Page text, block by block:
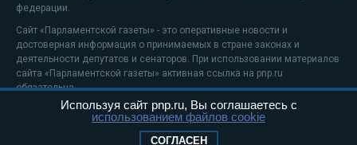
федерации.
Сайт «Парламентской газеты» - это оперативные новости и
достоверная информация о принимаемых в стране законах и
деятельности депутатов и сенаторов. При использовании материалов
сайта «Парламентской газеты» активная ссылка на pnp.ru
обязательна.
На информационном ресурсе применяютсярекомендательные
Положение о защите персональных данных
Используя сайт pnp.ru, Вы соглашаетесь с
использованием файлов cookie
СОГЛАСЕН